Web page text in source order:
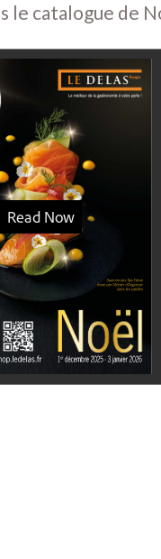
le catalogue de